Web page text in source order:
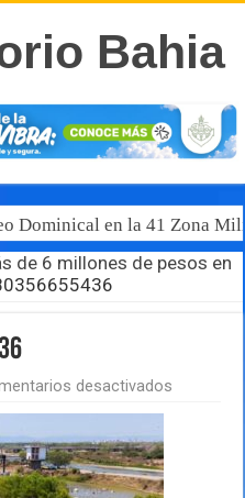
Dominical en la 41 Zona
de 6 millones de pesos en
desactivados